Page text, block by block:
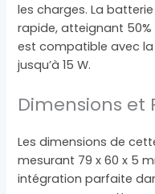
les charges. La
rapide, atteignant
est compatible avec
jusqu’à 15 W.
Dimensions et
Les dimensions de
mesurant 79 x 60 x 5
intégration parfaite